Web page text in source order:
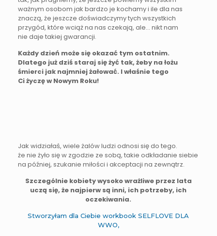
ważnym osobom jak bardzo je kochamy i ile dla nas
znaczą, że jeszcze doświadczymy tych wszystkich
przygód, które wciąż na nas czekają, ale… nikt nam
nie daje takiej gwarancji.
Każdy dzień może się okazać tym ostatnim.
Dlatego już dziś staraj się żyć tak, żeby na łożu
śmierci jak najmniej żałować. I właśnie tego
Ci życzę w Nowym Roku!
Jak widziałaś, wiele żalów ludzi odnosi się do tego.
że nie żyło się w zgodzie ze sobą, takie odkładanie siebie
na później, szukanie miłości i akceptacji na zewnątrz.
Szczególnie kobiety wysoko wrażliwe przez lata
uczą się, że najpierw są inni, ich potrzeby, ich
oczekiwania.
Stworzyłam dla Ciebieworkbook SELFLOVE DLA
WWO,